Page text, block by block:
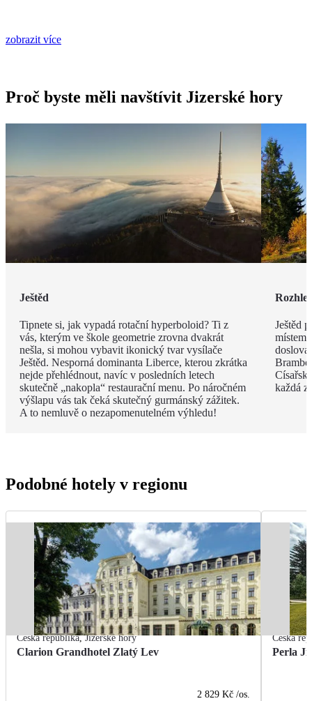
zobrazit více
Proč byste měli navštívit Jizerské hory
Ještěd
Tipnete si, jak vypadá rotační hyperboloid? Ti z
vás, kterým ve škole geometrie zrovna dvakrát
nešla, si mohou vybavit ikonický tvar vysílače
Ještěd. Nesporná dominanta Liberce, kterou zkrátka
nejde přehlédnout, navíc v posledních letech
skutečně „nakopla“ restaurační menu. Po náročném
výšlapu vás tak čeká skutečný gurmánský zážitek.
A to nemluvě o nezapomenutelném výhledu!
Ještěd
místem
každá
Podobné hotely v regionu
Česká republika,Jizerské hory
Clarion Grandhotel Zlatý Lev
2 829 Kč /os.
Česká
Perla